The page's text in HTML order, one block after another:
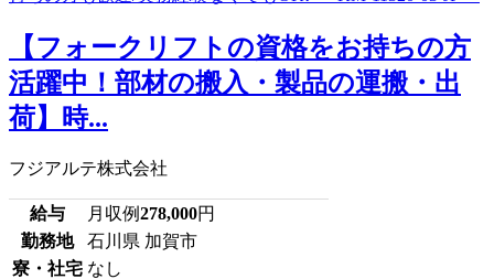
【フォークリフトの資格をお持ちの方
活躍中！部材の搬入・製品の運搬・出
荷】時...
フジアルテ株式会社
給与 月収例278,000円
勤務地
石川県 加賀市
寮・社宅 なし